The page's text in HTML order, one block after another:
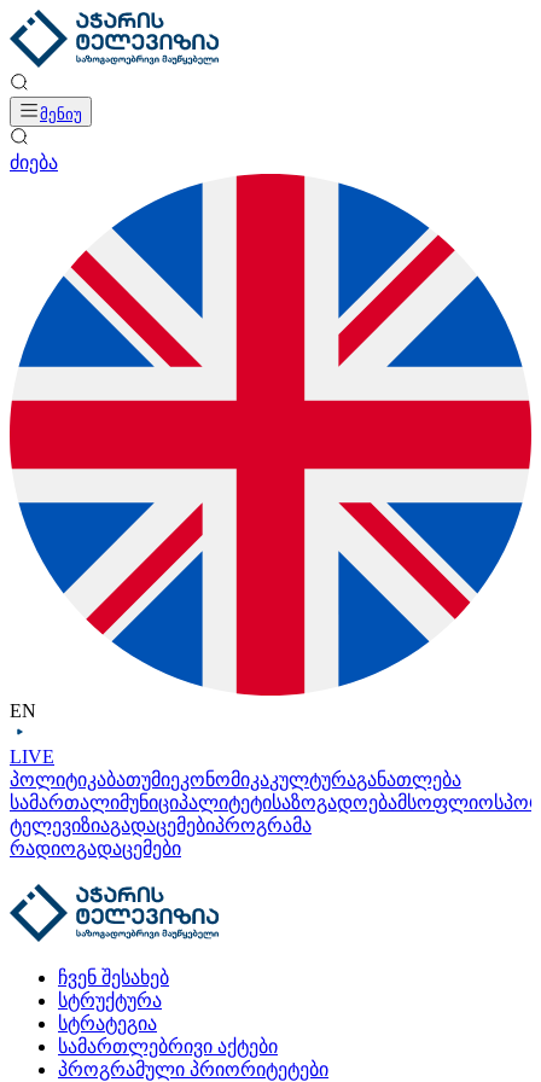
მენიუ
ძიება
EN
LIVE
პოლიტიკაბათუმიეკონომიკაკულტურაგანათლება
სამართალიმუნიციპალიტეტისაზოგადოებამსოფლიო
ტელევიზიაგადაცემებიპროგრამა
რადიოგადაცემები
ჩვენ შესახებ
სტრუქტურა
სტრატეგია
სამართლებრივი აქტები
პროგრამული პრიორიტეტები